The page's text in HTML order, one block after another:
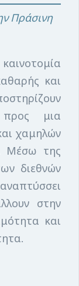
Πράσινη
και
μια
χαμηλών
Μέσω της
διεθνών
στην
και